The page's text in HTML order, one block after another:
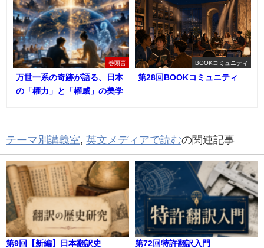
巻頭言
万世一系の奇跡が語る、日本
の「權力」と「權威」の美学
BOOKコミュニティ
第28回BOOKコミュニティ
テーマ別講義室 英文メディアで読むの関連記事
第9回【新編】日本翻訳史 第72回特許翻訳入門